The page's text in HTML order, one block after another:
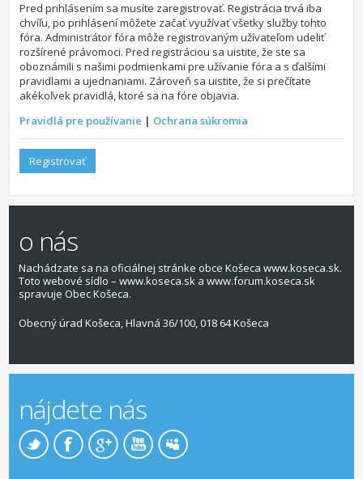
Pred prihlásením sa musíte zaregistrovať. Registrácia trvá iba
chvíľu, po prihlásení môžete začať využívať všetky služby tohto
fóra. Administrátor fóra môže registrovaným užívateľom udeliť
rozšírené právomoci. Pred registráciou sa uistite, že ste sa
oboznámili s našimi podmienkami pre užívanie fóra a s ďalšími
pravidlami a ujednaniami. Zároveň sa uistite, že si prečítate
akékoľvek pravidlá, ktoré sa na fóre objavia.
Pravidlá pre používanie | Ochrana súkromia
Registrovať
o nás
Nachádzate sa na oficiálnej stránke obce Košeca www.koseca.sk.
Toto webové sídlo – www.koseca.sk a www.forum.koseca.sk
spravuje Obec Košeca.
Obecný úrad Košeca, Hlavná 36/100, 018 64 Košeca
nájdete nás